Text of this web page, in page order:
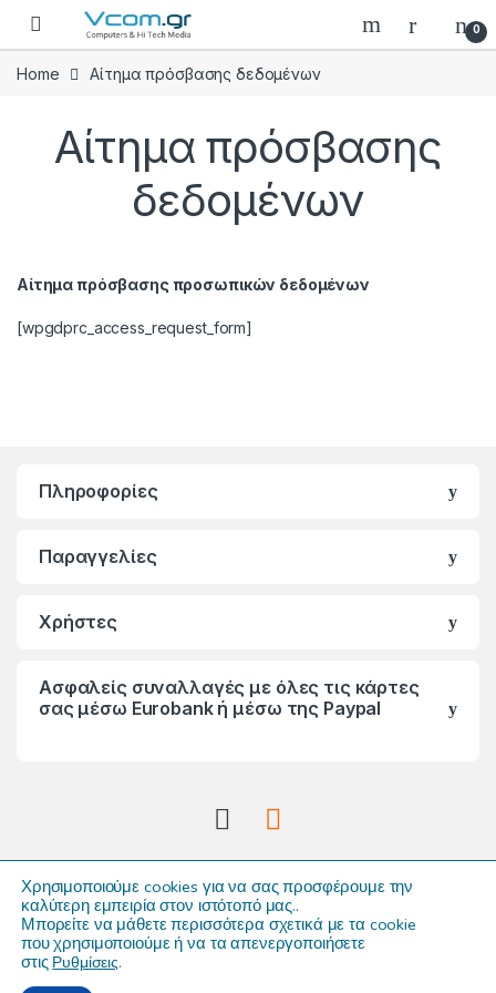
Skip to navigation
Skip to content
0
Home Αίτημα πρόσβασης δεδομένων
Αίτημα πρόσβασης
δεδομένων
Αίτημα πρόσβασης προσωπικών δεδομένων
[wpgdprc_access_request_form]
Πληροφορίες
Παραγγελίες
Χρήστες
Ασφαλείς συναλλαγές με όλες τις κάρτες
σας μέσω Eurobank ή μέσω της Paypal
Έχετε ερωτήσεις;
Χρησιμοποιούμε cookies για να σας προσφέρουμε την
καλύτερη εμπειρία στον ιστότοπό μας..
Μπορείτε να μάθετε περισσότερα σχετικά με τα cookie
που χρησιμοποιούμε ή να τα απενεργοποιήσετε
στις Ρυθμίσεις.